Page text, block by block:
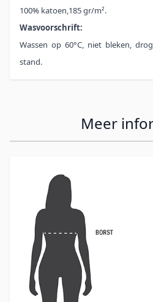
100% katoen,185 gr/m².
Wasvoorschrift:
Wassen op 60°C, niet bleken,
stand.
Meer